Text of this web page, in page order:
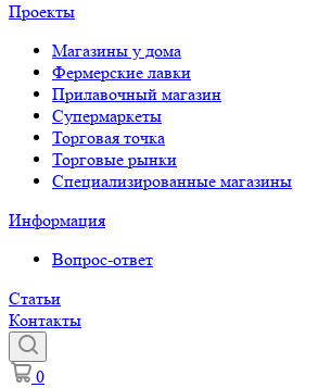
Проекты
Магазины у дома
Фермерские лавки
Прилавочный магазин
Супермаркеты
Торговая точка
Торговые рынки
Специализированные магазины
Информация
Вопрос-ответ
Статьи
Контакты
0